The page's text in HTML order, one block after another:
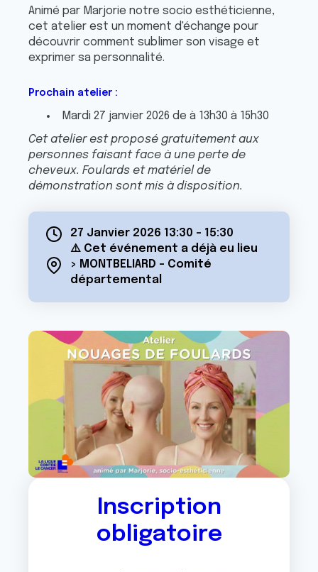
Animé par Marjorie notre socio esthéticienne,
cet atelier est un moment d'échange pour
découvrir comment sublimer son visage et
exprimer sa personnalité.
Prochain atelier :
Mardi 27 janvier 2026 de à 13h30 à 15h30
Cet atelier est proposé gratuitement aux
personnes faisant face à une perte de
cheveux. Foulards et matériel de
démonstration sont mis à disposition.
27 Janvier 2026 13:30 - 15:30
⚠️ Cet événement a déjà eu lieu
> MONTBELIARD - Comité
départemental
Inscription
obligatoire